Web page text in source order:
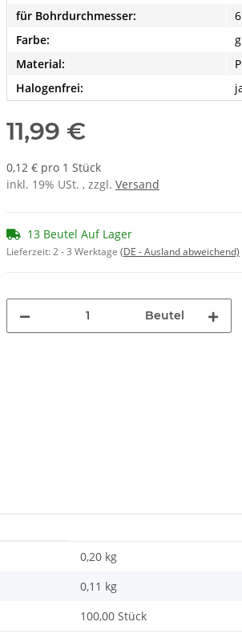
für Bohrdurchmesser:
Farbe:
Material:
Halogenfrei:
11,99 €
0,12 € pro 1 Stück
inkl. 19% USt. , zzgl. Versand
13 Beutel Auf Lager
Lieferzeit:2 - 3 Werktage (DE - Ausland abweichend)
Beutel
0,20 kg
0,11 kg
100,00 Stück